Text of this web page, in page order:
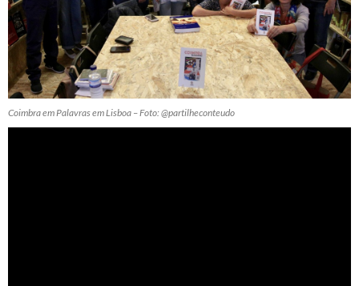
Coimbra em Palavras em Lisboa – Foto: @partilheconteudo